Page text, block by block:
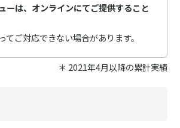
ーは、オンラインにてご提供すること
ご対応できない場合があります。
＊ 2021年4月以降の累計実績